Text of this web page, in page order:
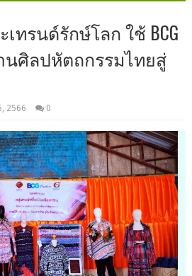
ทรนด์รักษ์โลก ใช้ BCG
นศิลปหัตถกรรมไทยสู่
2566 0